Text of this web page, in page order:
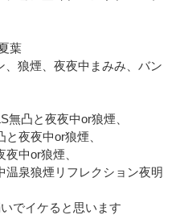
葉
、狼煙、夜夜中まみみ、バン
無凸と夜夜中or狼煙、
夜夜中or狼煙、
中or狼煙、
泉狼煙リフレクション夜明
でイケると思います